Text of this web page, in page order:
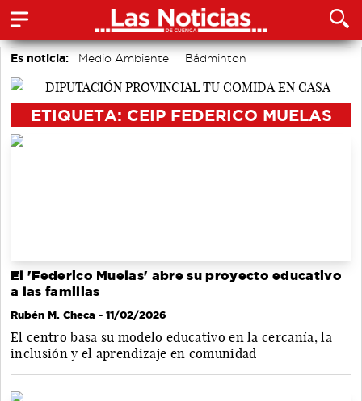
Es noticia: Medio Ambiente
Bádminton
Área de Deportes
ETIQUETA: CEIP FEDERICO MUELAS
El 'Federico Muelas' abre su proyecto educativo
a las familias
Rubén M. Checa - 11/02/2026
El centro basa su modelo educativo en la cercanía, la
inclusión y el aprendizaje en comunidad